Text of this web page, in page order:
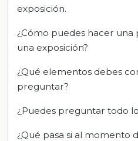
exposición.
¿Cómo puedes hacer
una exposición?
¿Qué elementos debes
preguntar?
¿Puedes preguntar todo
¿Qué pasa si al momento